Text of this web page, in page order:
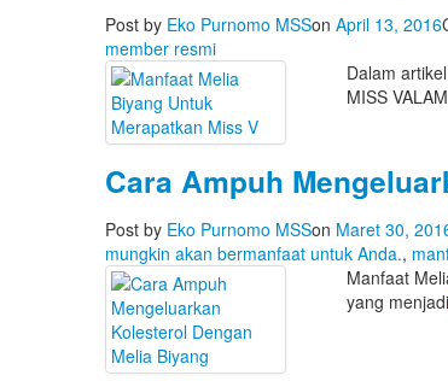
Post by Eko Purnomo MSSon April 13, 2016
member resmi
Dalam
MISS
Cara Ampuh
Post by Eko Purnomo MSSon Maret 30,
mungkin akan bermanfaat untuk Anda.,
Manfaat
yang menjadi